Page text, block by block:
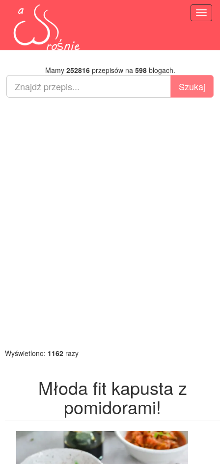
Mamy 252816przepisów na 598blogach.
Wyświetlono: 1162 razy
Młoda fit kapusta z
pomidorami!